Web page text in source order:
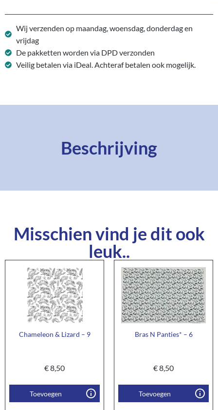
Wij verzenden op maandag, woensdag, donderdag en
vrijdag
De pakketten worden via DPD verzonden
Veilig betalen via iDeal. Achteraf betalen ook mogelijk.
Beschrijving
Misschien vind je dit ook
leuk..
Chameleon & Lizard – 9
€8,50
Toevoegen
Bras N Panties* – 6
€8,50
Toevoegen